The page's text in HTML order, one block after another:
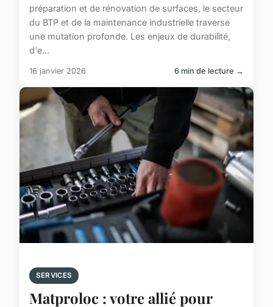
préparation et de rénovation de surfaces, le secteur
du BTP et de la maintenance industrielle traverse
une mutation profonde. Les enjeux de durabilité,
d'e...
16 janvier 2026 6 min de lecture →
SERVICES
Matproloc : votre allié pour